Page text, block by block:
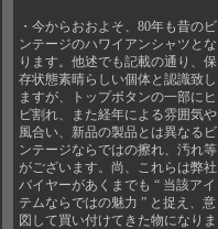
・今からおおよそ、80年も昔のビ
ンテージのハワイアンシャツとな
ります。他述でも記載の通り、保
存状態素晴らしい個体と認識致し
ますが、トップボタンの一部にヒ
ビ割れ、また経年による雰囲気や
風合い、新品の製品とは異なるビ
ンテージならではの擦れ、汚れ等
がございます。尚、これらは弊社
バイヤーがあくまでも “ 当該アイ
テムならではの魅力 ” と捉え、意
図して買い付けてきた物になりま